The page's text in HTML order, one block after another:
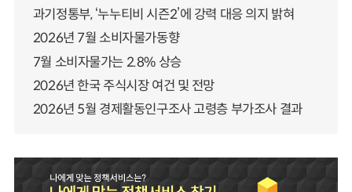
과기정통부, ‘누누티비 시즌2’에 강력 대응 의지 밝혀
2026년 7월 소비자물가동향
7월 소비자물가는 2.8% 상승
2026년 한국 주식시장 여건 및 전망
2026년 5월 경제활동인구조사 고령층 부가조사 결과